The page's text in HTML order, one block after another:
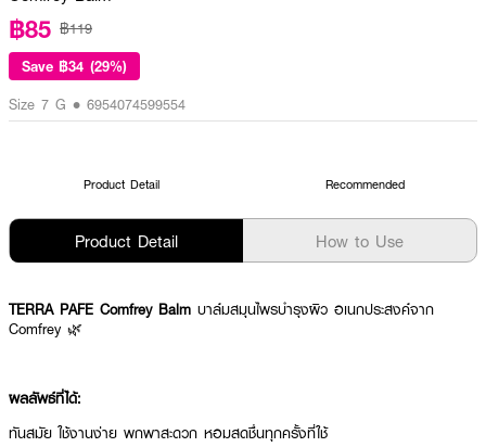
฿85 ฿119
Save ฿34 (29%)
Size 7 G • 6954074599554
Product Detail Recommended
Product Detail How to Use
TERRA PAFE Comfrey Balm บาล์มสมุนไพรบำรุงผิว อเนกประสงค์จาก
Comfrey 🌿
ผลลัพธ์ที่ได้:
ทันสมัย ใช้งานง่าย พกพาสะดวก หอมสดชื่นทุกครั้งที่ใช้